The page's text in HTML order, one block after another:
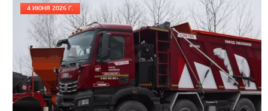
Цена по запросу
Производитель
Нагрузка на ССУ, кг
Экологический класс
Колесная формула
4 ИЮНЯ 2026 Г.